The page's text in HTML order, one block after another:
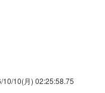
10/10(月) 02:25:58.75